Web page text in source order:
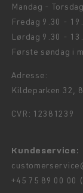
Mandag -
Fredag 9.30 -
Lørdag 9.30 -
Første søndag i
Adresse:
Kildeparken 32,
CVR: 12381239
Kundeservice:
+45 75 89 00 00